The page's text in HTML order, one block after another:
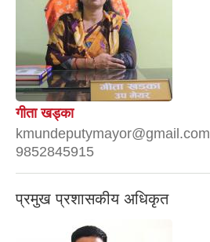
गीता खड्का
kmundeputymayor@gmail.com
9852845915
प्रमुख प्रशासकीय अधिकृत